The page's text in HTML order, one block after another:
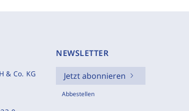
& Co. KG
NEWSLETTER
Jetzt abonnieren
Abbestellen